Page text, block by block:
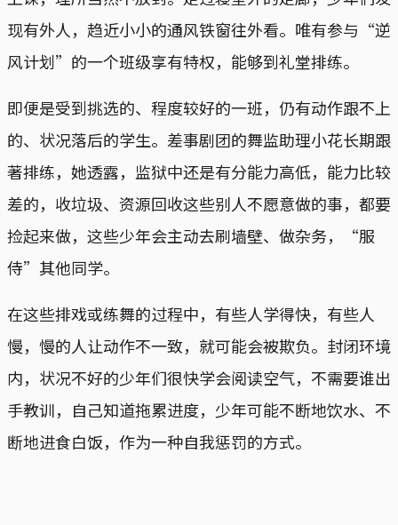
现有外人，趋近小小的通风铁窗往外看。唯有参与“逆
风计划”的一个班级享有特权，能够到礼堂排练。
即便是受到挑选的、程度较好的一班，仍有动作跟不上
的、状况落后的学生。差事剧团的舞监助理小花长期跟
著排练，她透露，监狱中还是有分能力高低，能力比较
差的，收垃圾、资源回收这些别人不愿意做的事，都要
捡起来做，这些少年会主动去刷墙壁、做杂务，“服
侍”其他同学。
在这些排戏或练舞的过程中，有些人学得快，有些人
慢，慢的人让动作不一致，就可能会被欺负。封闭环境
内，状况不好的少年们很快学会阅读空气，不需要谁出
手教训，自己知道拖累进度，少年可能不断地饮水、不
断地进食白饭，作为一种自我惩罚的方式。